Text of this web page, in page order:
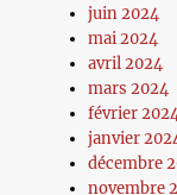
juin 2024
mai 2024
avril 2024
mars 2024
février
janvier
décembre
novembre